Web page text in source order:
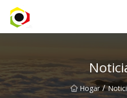
Hogar /